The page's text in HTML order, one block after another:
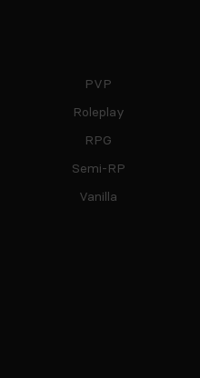
PVP
Roleplay
RPG
Semi-RP
Vanilla